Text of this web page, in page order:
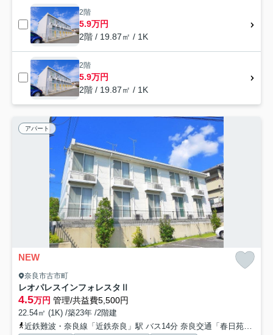
2階
5.9万円
2階 / 19.87㎡ / 1K
2階
5.9万円
2階 / 19.87㎡ / 1K
アパート
NEW
奈良市古市町
レオパレスインフォレスタⅡ
4.5万円 管理/共益費5,500円
22.54㎡ (1K) /築23年 /2階建
近鉄難波・奈良線「近鉄奈良」駅 バス14分 奈良交通「春日苑住宅」 停歩5分